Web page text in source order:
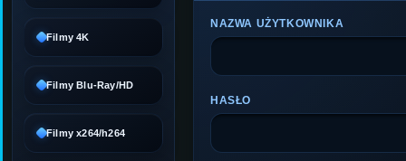
Filmy 4K
Filmy Blu-Ray/HD
Filmy x264/h264
NAZWA UŻYTKOWNIKA
HASŁO